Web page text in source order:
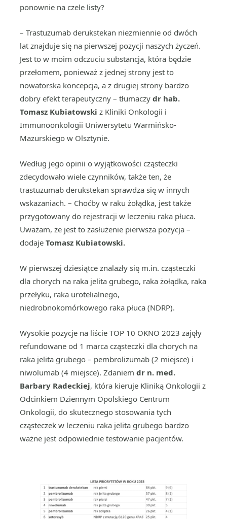
ponownie na czele listy?
– Trastuzumab derukstekan niezmiennie od dwóch
lat znajduje się na pierwszej pozycji naszych życzeń.
Jest to w moim odczuciu substancja, która będzie
przełomem, ponieważ z jednej strony jest to
nowatorska koncepcja, a z drugiej strony bardzo
dobry efekt terapeutyczny – tłumaczy dr hab.
Tomasz Kubiatowski z Kliniki Onkologii i
Immunoonkologii Uniwersytetu Warmińsko-
Mazurskiego w Olsztynie.
Według jego opinii o wyjątkowości cząsteczki
zdecydowało wiele czynników, także ten, że
trastuzumab derukstekan sprawdza się w innych
wskazaniach. – Choćby w raku żołądka, jest także
przygotowany do rejestracji w leczeniu raka płuca.
Uważam, że jest to zasłużenie pierwsza pozycja –
dodaje Tomasz Kubiatowski.
W pierwszej dziesiątce znalazły się m.in. cząsteczki
dla chorych na raka jelita grubego, raka żołądka, raka
przełyku, raka urotelialnego,
niedrobnokomórkowego raka płuca (NDRP).
Wysokie pozycje na liście TOP 10 OKNO 2023 zajęły
refundowane od 1 marca cząsteczki dla chorych na
raka jelita grubego – pembrolizumab (2 miejsce) i
niwolumab (4 miejsce). Zdaniem dr n. med.
Barbary Radeckiej, która kieruje Kliniką Onkologii z
Odcinkiem Dziennym Opolskiego Centrum
Onkologii, do skutecznego stosowania tych
cząsteczek w leczeniu raka jelita grubego bardzo
ważne jest odpowiednie testowanie pacjentów.